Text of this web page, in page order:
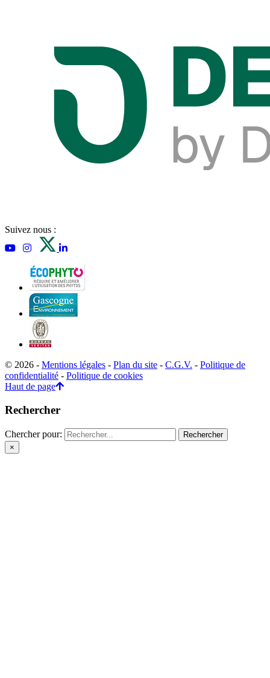
Suivez nous :
© 2026 - Mentions légales - Plan du site - C.G.V. - Politique de
confidentialité - Politique de cookies
Haut de page
Rechercher
Chercher pour:
×